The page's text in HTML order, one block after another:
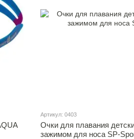
Артикул: 0403
Очки для плавания
зажимом для носа SP-